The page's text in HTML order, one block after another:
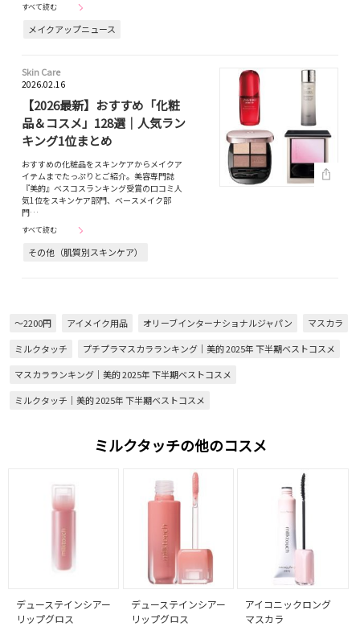
すべて読む
メイクアップニュース
Skin Care
2026.02.16
【2026最新】おすすめ「化粧
品＆コスメ」128選｜人気ラン
キング1位まとめ
おすすめの化粧品をスキンケアからメイクア
イテムまでたっぷりとご紹介。美容専門誌
『美的』ベスコスランキング受賞の口コミ人
気1位をスキンケア部門、ベースメイク部
門…
すべて読む
その他（肌質別スキンケア）
～2200円 アイメイク用品 オリーブインターナショナルジャパン
マスカラ
ミルクタッチ
プチプラマスカラランキング｜美的 2025年 下半期ベストコスメ
マスカラランキング｜美的 2025年 下半期ベストコスメ
ミルクタッチ｜美的 2025年 下半期ベストコスメ
ミルクタッチの他のコスメ
デューステインシアー
リップグロス
デューステインシアー
リップグロス
アイコニックロング
マスカラ